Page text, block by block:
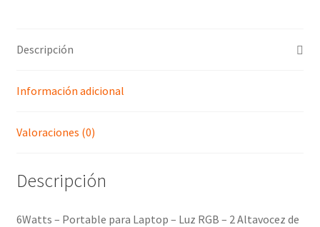
Descripción
Información adicional
Valoraciones (0)
Descripción
6Watts – Portable para Laptop – Luz RGB – 2 Altavocez de